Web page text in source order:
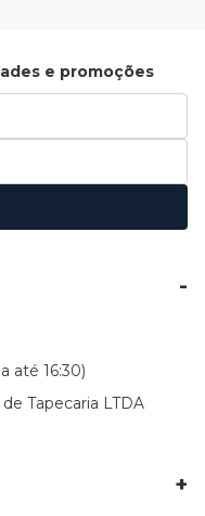
e promoções
até 16:30)
Tapecaria LTDA
+